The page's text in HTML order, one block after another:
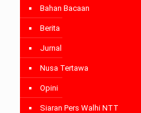
Bahan Bacaan
Berita
Jurnal
Nusa Tertawa
Opini
Siaran Pers Walhi NTT